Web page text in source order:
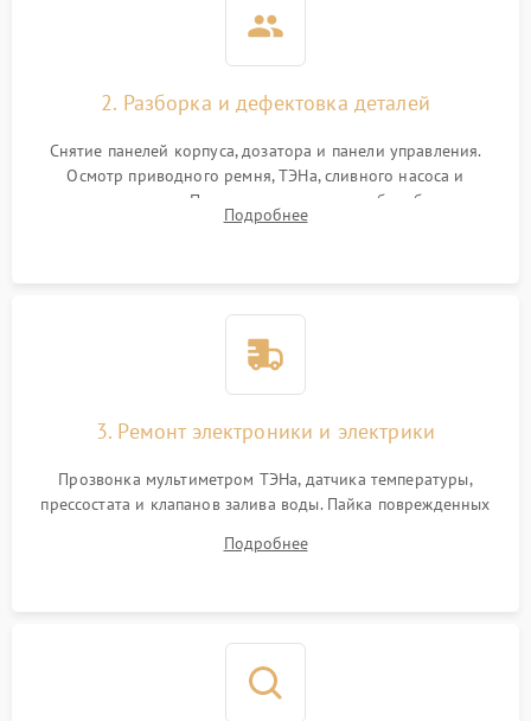
2. Разборка и дефектовка деталей
Снятие панелей корпуса, дозатора и панели управления.
Осмотр приводного ремня, ТЭНа, сливного насоса и
амортизаторов. Проверка подшипников барабана и
крестовины на износ, а манжеты люка на разрывы.
Подробнее
3. Ремонт электроники и электрики
Прозвонка мультиметром ТЭНа, датчика температуры,
прессостата и клапанов залива воды. Пайка поврежденных
Восстановление целостности проводки и контактов.
Подробнее